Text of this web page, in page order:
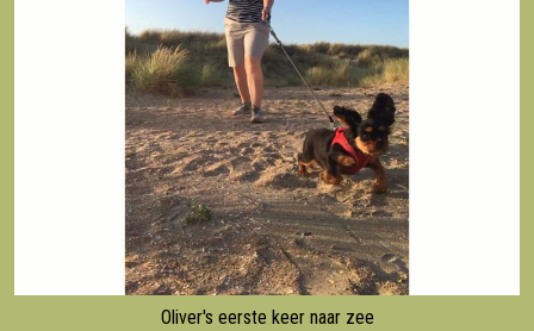
Oliver's eerste keer naar zee